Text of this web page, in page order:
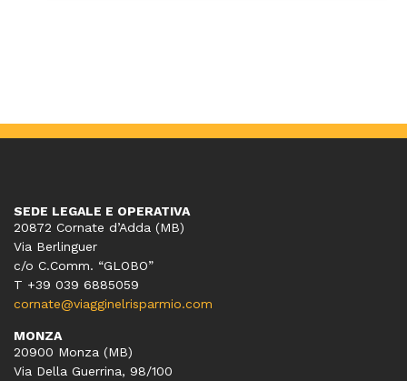
SEDE LEGALE E OPERATIVA
20872 Cornate d’Adda (MB)
Via Berlinguer
c/o C.Comm. “GLOBO”
T +39 039 6885059
cornate@viagginelrisparmio.com
MONZA
20900 Monza (MB)
Via Della Guerrina, 98/100